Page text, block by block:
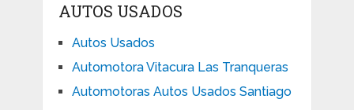
AUTOS USADOS
Autos Usados
Automotora Vitacura Las Tranqueras
Automotoras Autos Usados Santiago